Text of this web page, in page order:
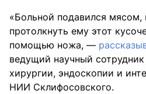
«Больной подавился мясом,
протолкнуть ему этот
помощью ножа, —
ведущий научный
хирургии, эндоскопии и
НИИ Склифосовского.